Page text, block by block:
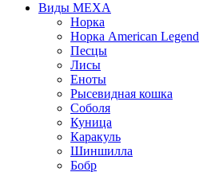
Виды МЕХА
Норка
Норка American Legend
Песцы
Лисы
Еноты
Рысевидная кошка
Соболя
Куница
Каракуль
Шиншилла
Бобр